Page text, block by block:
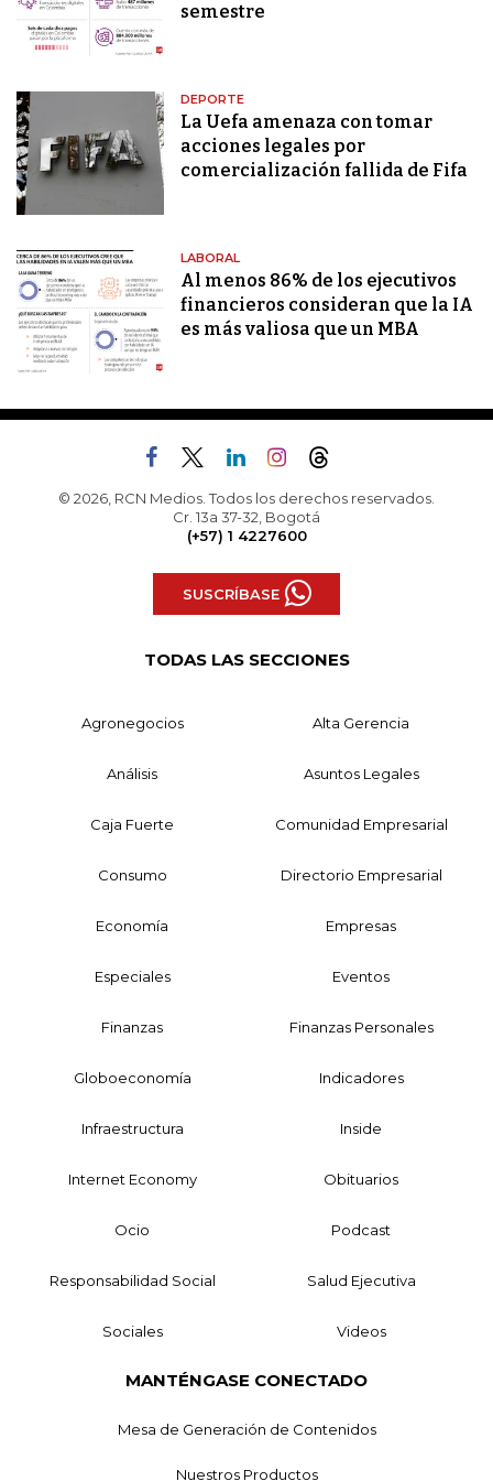
semestre
DEPORTE
La Uefa amenaza con tomar
acciones legales por
comercialización fallida de Fifa
LABORAL
Al menos 86% de los ejecutivos
financieros consideran que la IA
es más valiosa que un MBA
© 2026, RCN Medios. Todos los derechos reservados.
Cr. 13a 37-32, Bogotá
(+57) 1 4227600
SUSCRÍBASE
TODAS LAS SECCIONES
Agronegocios Alta Gerencia
Análisis Asuntos Legales
Caja Fuerte Comunidad Empresarial
Consumo Directorio Empresarial
Economía Empresas
Especiales Eventos
Finanzas Finanzas Personales
Globoeconomía Indicadores
Infraestructura Inside
Internet Economy Obituarios
Ocio Podcast
Responsabilidad Social Salud Ejecutiva
Sociales Videos
MANTÉNGASE CONECTADO
Mesa de Generación de Contenidos
Nuestros Productos